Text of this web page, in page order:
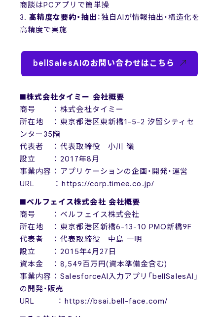
商談はPCアプリで簡単操
3.高精度な要約・抽出 ：独自AIが情報抽出・構造化を
高精度で実施
bellSalesAIのお問い合わせはこちら
■株式会社タイミー 会社概要
商号 ： 株式会社タイミー
所在地 ： 東京都港区東新橋1-5-2 汐留シティセ
ンター35階
代表者 ： 代表取締役 小川 嶺
設立 ： 2017年8月
事業内容 ： アプリケーションの企画・開発・運営
URL ： https://corp.timee.co.jp/
■ベルフェイス株式会社 会社概要
商号 ： ベルフェイス株式会社
所在地 ： 東京都港区新橋6-13-10 PMO新橋9F
代表者 ： 代表取締役 中島 一明
設立 ： 2015年4月27日
資本金 ： 8,549百万円(資本準備金含む)
事業内容 ： SalesforceAI入力アプリ「bellSalesAI」
の開発・販売
URL ： https://bsai.bell-face.com/